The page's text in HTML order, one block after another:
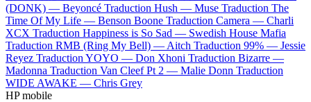
(DONK) — Beyoncé Traduction Hush — Muse Traduction The
Time Of My Life — Benson Boone Traduction Camera — Charli
XCX Traduction Happiness is So Sad — Swedish House Mafia
Traduction RMB (Ring My Bell) — Aitch Traduction 99% — Jessie
Reyez Traduction YOYO — Don Xhoni Traduction Bizarre —
Madonna Traduction Van Cleef Pt 2 — Malie Donn Traduction
WIDE AWAKE — Chris Grey
HP mobile